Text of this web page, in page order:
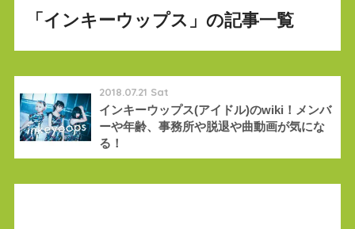
「インキーウップス」の記事一覧
2018.07.21 Sat
インキーウップス(アイドル)のwiki！メンバ
ーや年齢、事務所や脱退や曲動画が気にな
る！